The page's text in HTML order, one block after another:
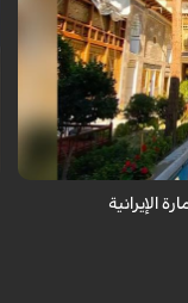
يقع قصر سرهنك في أصفهان، الذي يمتد عمره إلى 450 عاماً، ليكون سرداً حياً